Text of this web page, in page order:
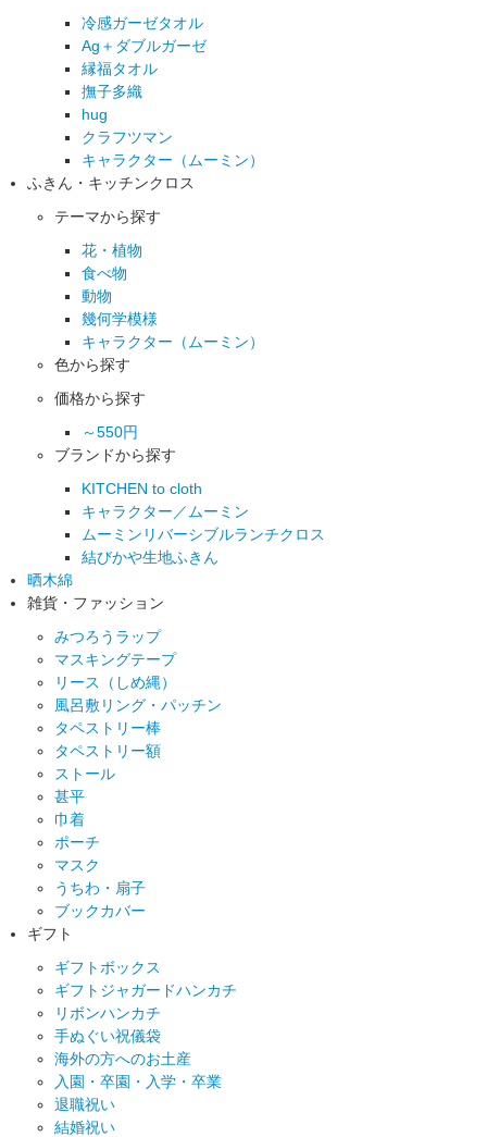
冷感ガーゼタオル
Ag＋ダブルガーゼ
縁福タオル
撫子多織
hug
クラフツマン
キャラクター（ムーミン）
ふきん・キッチンクロス
テーマから探す
花・植物
食べ物
動物
幾何学模様
キャラクター（ムーミン）
色から探す
価格から探す
～550円
ブランドから探す
KITCHEN to cloth
キャラクター／ムーミン
ムーミンリバーシブルランチクロス
結びかや生地ふきん
晒木綿
雑貨・ファッション
みつろうラップ
マスキングテープ
リース（しめ縄）
風呂敷リング・パッチン
タペストリー棒
タペストリー額
ストール
甚平
巾着
ポーチ
マスク
うちわ・扇子
ブックカバー
ギフト
ギフトボックス
ギフトジャガードハンカチ
リボンハンカチ
手ぬぐい祝儀袋
海外の方へのお土産
入園・卒園・入学・卒業
退職祝い
結婚祝い